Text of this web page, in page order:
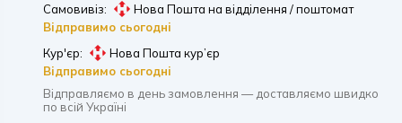
Самовивіз:
Нова Пошта на відділення / поштомат
Відправимо сьогодні
Кур'єр:
Нова Пошта кур’єр
Відправимо сьогодні
Відправляємо в день замовлення — доставляємо швидко
по всій Україні